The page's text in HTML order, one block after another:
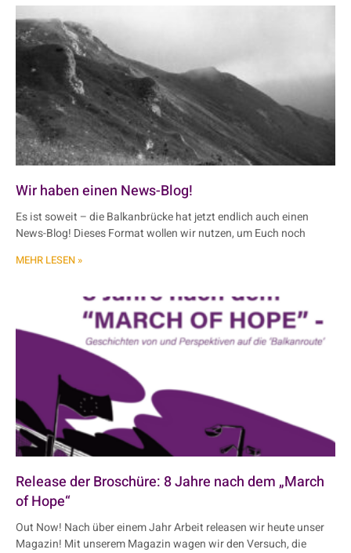
Wir haben einen News-Blog!
Es ist soweit – die Balkanbrücke hat jetzt endlich auch einen
News-Blog! Dieses Format wollen wir nutzen, um Euch noch
MEHR LESEN »
Release der Broschüre: 8 Jahre nach dem „March
of Hope“
Out Now! Nach über einem Jahr Arbeit releasen wir heute unser
Magazin! Mit unserem Magazin wagen wir den Versuch, die